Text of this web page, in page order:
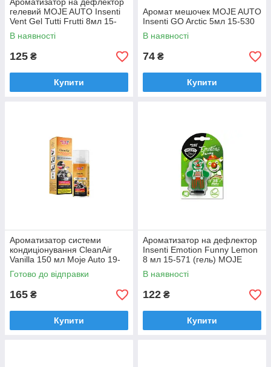
гелевий MOJE AUTO Insenti
Vent Gel Tutti Frutti 8мл 15-
551
В наявності
125 ₴
Купити
Аромат мешочек MOJE AUTO
Insenti GO Arctic 5мл 15-530
В наявності
74 ₴
Купити
Ароматизатор системи
кондиціонування CleanAir
Vanilla 150 мл Moje Auto 19-
599
Готово до відправки
165 ₴
Купити
Ароматизатор на дефлектор
Insenti Emotion Funny Lemon
8 мл 15-571 (гель) MOJE
AUTO
В наявності
122 ₴
Купити